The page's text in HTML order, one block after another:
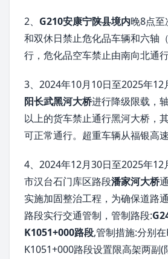
2、 G210安康宁陕县境内晚8点至
和双休日禁止危化品车辆和六轴
行，危化品空车禁止由南向北通行
3、2024年10月10日至2025年12
阳长武黑河大桥进行降级限载，
以上的货车禁止通行黑河大桥，
可正常通行。超重车辆从福银高速
4、2024年12月30日至2025年12
市汉台石门库区路段潘家河大桥
实施加固整治工程，为确保道路
路段实行交通管制，管制路段:
K1051+000路段,管制措施:分别在
K1051+000路段设置限高架两副(